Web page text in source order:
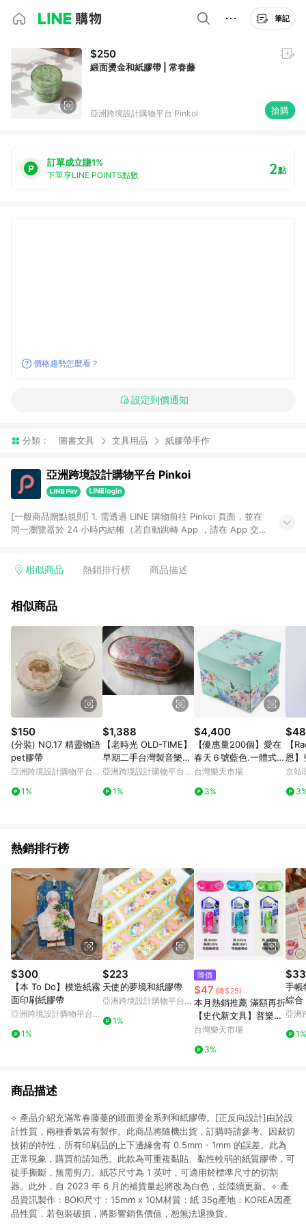
筆記
$250
緞面燙金和紙膠帶 | 常春藤
亞洲跨境設計購物平台 Pinkoi 搶購
訂單成立賺1%
下單享LINE POINTS點數 2點
價格趨勢怎麼看？
設定到價通知
分類： 圖書文具 文具用品 紙膠帶手作
亞洲跨境設計購物平台 Pinkoi
[一般商品贈點規則] 1. 需透過 LINE 購物前往 Pinkoi 頁面，並在
同一瀏覽器於 24 小時內結帳（若自動跳轉 App ，請在 App 交
回饋訂單不得享有 Pinkoi 站方優惠，例如首購優惠，P coins，
行為，不具贈點資格，部分退款不在此限。 6. APP 請更新至
貨後 45 天後發送。 8. 群眾募資商品，禮物卡，開館保證金，補
運費，攤位費等不具贈點資格。 9. LINE 購物站上之商品規格、
顏色、價位、贈品如與 Pinkoi 商品資訊頁及購物車不符，以
Pinkoi 購物商品資訊頁及購物車標示為準。 10. 點數紅包使用規
則請以點數紅包活動說明為準。 11. 若於 LINE 購物前往 Pinkoi
頁面後才首次下載 Pinkoi APP 並完成訂單，不符合導購資格；承
上，首次下載 Pinkoi APP 後，需透過 LINE 購物前往 Pinkoi 頁
面，方享導購資格。
相似商品 熱銷排行榜 商品描述
相似商品
$150
(分裝) NO.17 精靈物語
pet膠帶
亞洲跨境設計購物平台
1%
$1,388
【老時光 OLD-TIME】
早期二手台灣製音樂珠
寶盒
亞洲跨境設計購物平台
1%
$4,400
【優惠量200個】愛在
春天６號藍色.一體式
盒/F061A
台灣樂天市場
3%
【
恩】
京站i
熱銷排行榜
$300
【本 To Do】模造紙霧
面印刷紙膠帶
亞洲跨境設計購物平台
1%
$223
天使的夢境和紙膠帶
亞洲跨境設計購物平台
1%
降價
$47 (降$25)
本月熱銷推薦 滿額再折
【史代新文具】普樂士
PLUS TG-1111 TG-112
面膠帶/立可貼
台灣樂天市場
3%
手帳
綜合
亞洲
1%
商品描述
⟡ 產品介紹充滿常春藤蔓的緞面燙金系列和紙膠帶。[正反向設計]由於設
計性質，兩種香氣皆有製作。此商品將隨機出貨，訂購時請參考。因裁切
技術的特性，所有印刷品的上下邊緣會有 0.5mm - 1mm 的誤差。此為
正常現象，購買前請知悉。此款為可重複黏貼、黏性較弱的紙質膠帶，可
徒手撕斷，無需剪刀。紙芯尺寸為 1 英吋，可適用於標準尺寸的切割
器。此外，自 2023 年 6 月的補貨量起將改為白色，並陸續更新。⟡ 產
品資訊製作：BOKI尺寸：15mm x 10M材質：紙 35g產地：KOREA因產
品性質，若包裝破損，將影響銷售價值，恕無法退換貨。